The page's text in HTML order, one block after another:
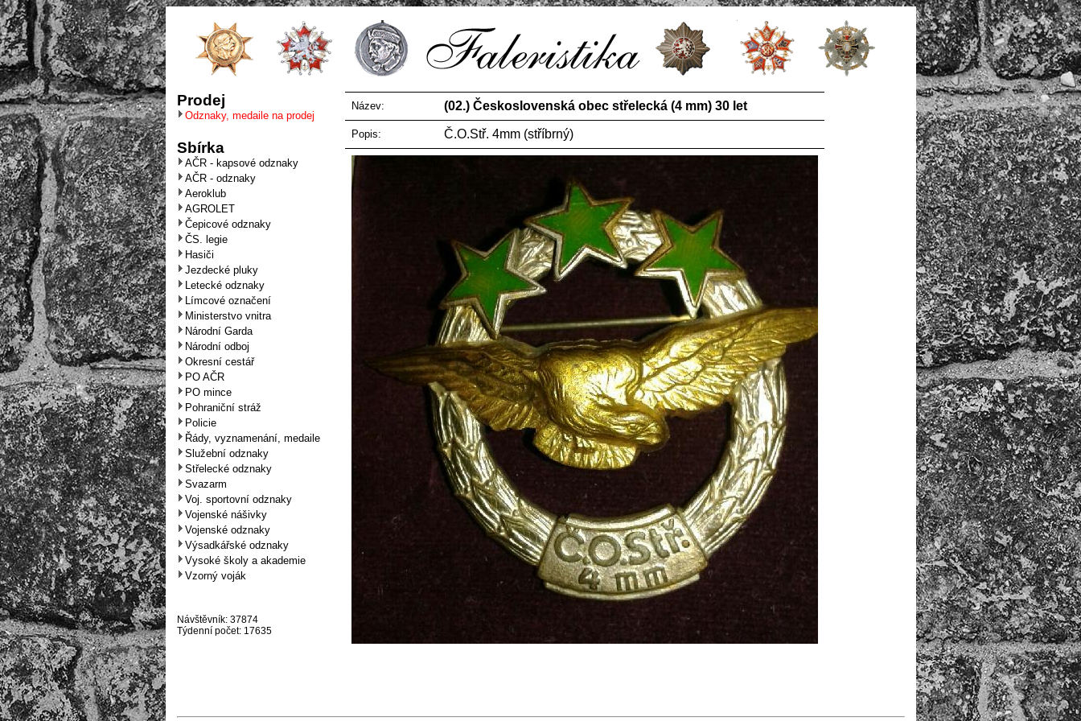
Prodej
Odznaky, medaile na prodej
Sbírka
AČR - kapsové odznaky
AČR - odznaky
Aeroklub
AGROLET
Čepicové odznaky
ČS. legie
Hasiči
Jezdecké pluky
Letecké odznaky
Límcové označení
Ministerstvo vnitra
Národní Garda
Národní odboj
Okresní cestář
PO AČR
PO mince
Pohraniční stráž
Policie
Řády, vyznamenání, medaile
Služební odznaky
Střelecké odznaky
Svazarm
Voj. sportovní odznaky
Vojenské nášivky
Vojenské odznaky
Výsadkářské odznaky
Vysoké školy a akademie
Vzorný voják
Návštěvník: 37874
Týdenní počet: 17635
Název: (02.) Československá obec střelecká (4 mm) 30 let
Popis: Č.O.Stř. 4mm (stříbrný)